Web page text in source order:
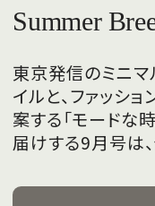
Summer
東京発信のミニマ
イルと、ファッシ
案する「モードな
届けする9月号は
飾ります。